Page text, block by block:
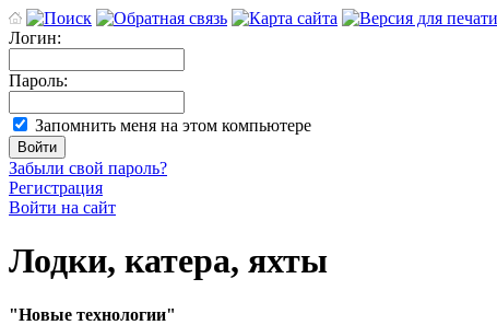
Логин:
Пароль:
Запомнить меня на этом компьютере
Забыли свой пароль?
Регистрация
Войти на сайт
Лодки, катера, яхты
"Новые технологии"